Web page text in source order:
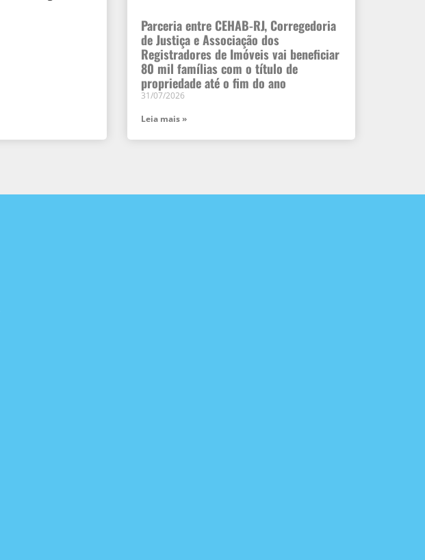
Parceria entre CEHAB-RJ, Corregedoria
de Justiça e Associação dos
Registradores de Imóveis vai beneficiar
80 mil famílias com o título de
propriedade até o fim do ano
31/07/2026
Leia mais »